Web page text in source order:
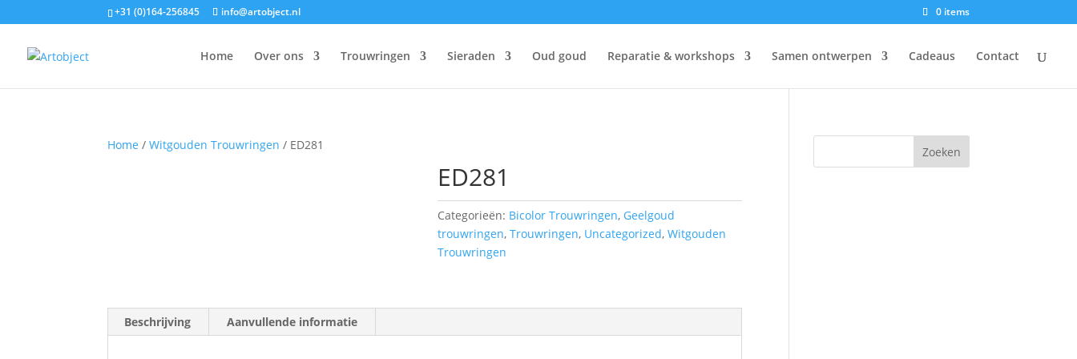
+31 (0)164-256845 info@artobject.nl 0 items
Home Over ons Trouwringen Sieraden Oud goud Reparatie & workshops Samen ontwerpen Cadeaus Contact
Home /Witgouden Trouwringen / ED281
ED281
Categorieën: Bicolor Trouwringen, Geelgoud
trouwringen,Trouwringen, Uncategorized,Witgouden
Trouwringen
Beschrijving Aanvullende informatie